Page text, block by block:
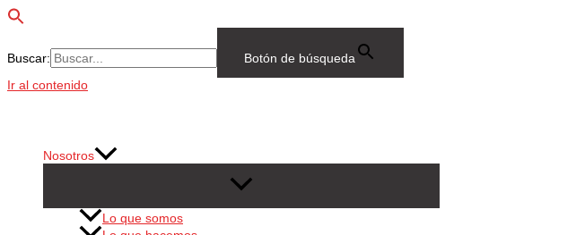
Buscar:
Botón de búsqueda
Ir al contenido
Nosotros
Lo que somos